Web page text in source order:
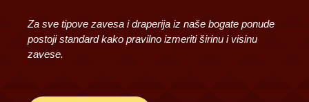
Za sve tipove zavesa i draperija iz naše bogate ponude
postoji standard kako pravilno izmeriti širinu i visinu
zavese.